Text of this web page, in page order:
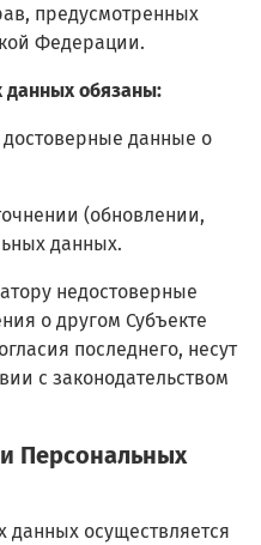
предусмотренных
Федерации.
данных обязаны:
данные о
(обновлении,
данных.
недостоверные
о другом Субъекте
последнего, несут
с законодательством
Персональных
данных осуществляется